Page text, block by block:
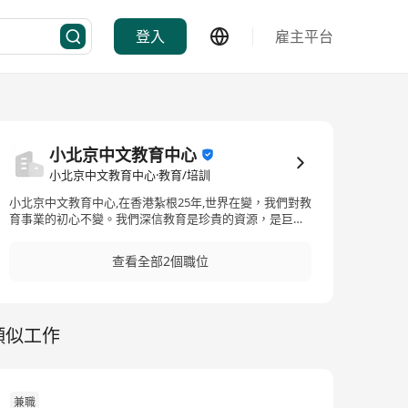
登入 雇主平台
小北京中文教育中心
小北京中文教育中心·教育/培訓
小北京中文教育中心,在香港紮根25年,世界在變，我們對教
育事業的初心不變。我們深信教育是珍貴的資源，是巨大
與我們在教育事業上團結向前，行穩致遠。
查看全部2個職位
似工作
兼職